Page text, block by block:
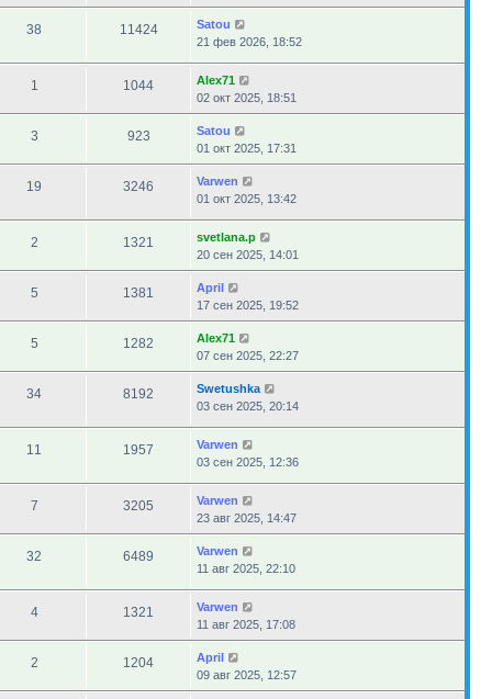
38 11424
Satou
21 фев 2026, 18:52
1 1044
Alex71
02 окт 2025, 18:51
3 923
Satou
01 окт 2025, 17:31
19 3246
Varwen
01 окт 2025, 13:42
2 1321
svetlana.p
20 сен 2025, 14:01
5 1381
April
17 сен 2025, 19:52
5 1282
Alex71
07 сен 2025, 22:27
34 8192
Swetushka
03 сен 2025, 20:14
11 1957
Varwen
03 сен 2025, 12:36
7 3205
Varwen
23 авг 2025, 14:47
32 6489
Varwen
11 авг 2025, 22:10
4 1321
Varwen
11 авг 2025, 17:08
2 1204
April
09 авг 2025, 12:57